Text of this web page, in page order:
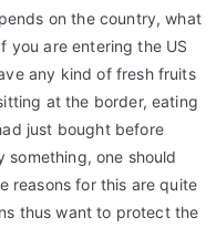
on the country, what
you are entering the US
any kind of fresh fruits
at the border, eating
just bought before
something, one should
reasons for this are quite
thus want to protect the